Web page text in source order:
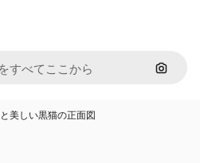
画像で
美しい黒猫の正面図